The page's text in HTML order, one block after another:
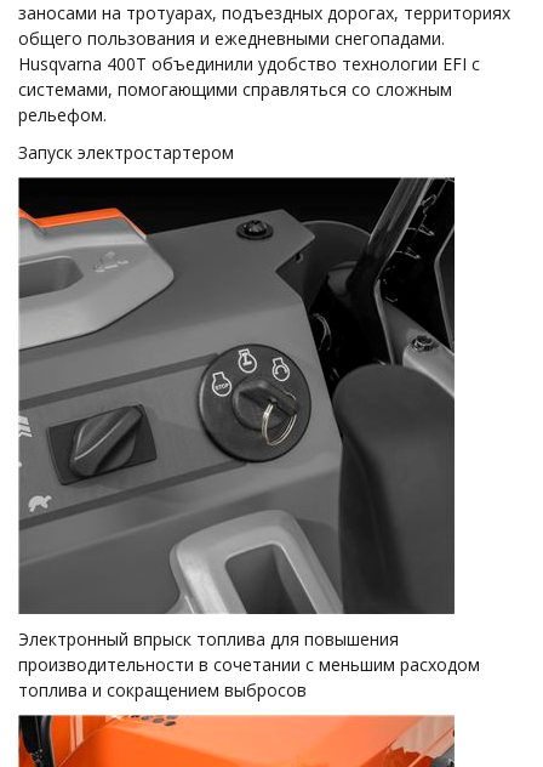
заносами на тротуарах, подъездных дорогах, территориях
общего пользования и ежедневными снегопадами.
Husqvarna 400T объединили удобство технологии EFI с
системами, помогающими справляться со сложным
рельефом.
Запуск электростартером
Электронный впрыск топлива для повышения
производительности в сочетании с меньшим расходом
топлива и сокращением выбросов